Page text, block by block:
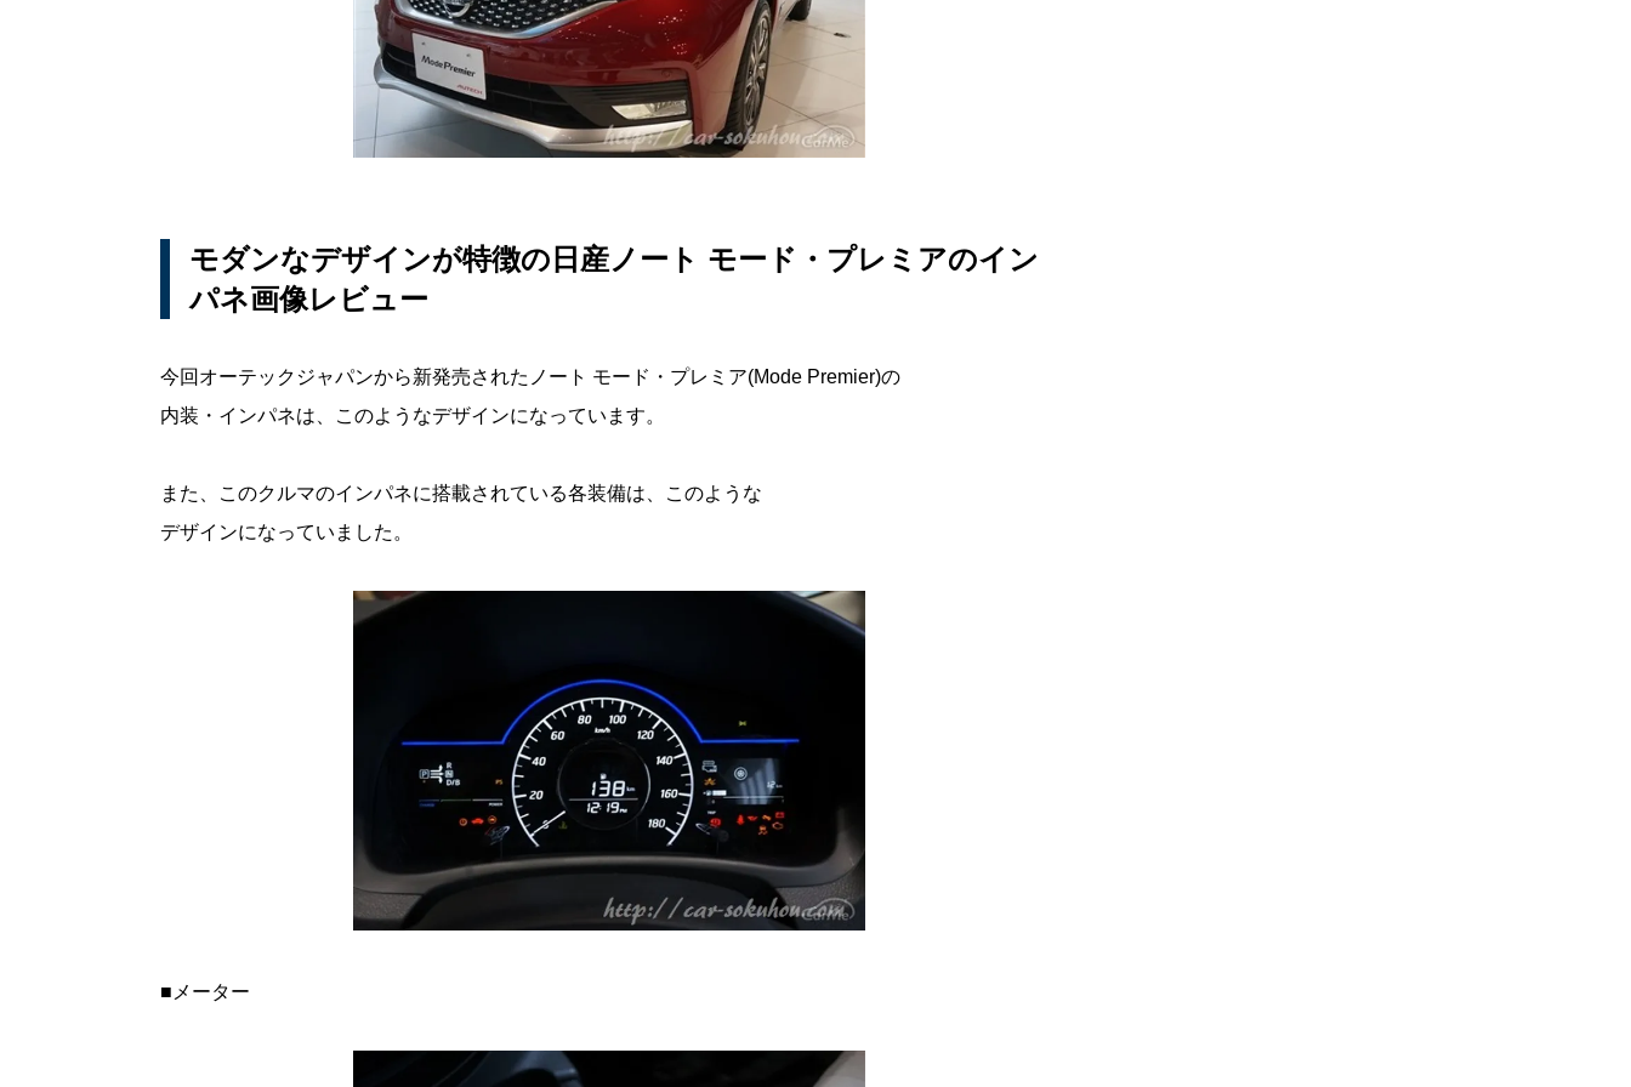
モダンなデザインが特徴の日産ノート モード・プレミアのイン
パネ画像レビュー
今回オーテックジャパンから新発売されたノート モード・プレミア(Mode Premier)の
内装・インパネは、このようなデザインになっています。
また、このクルマのインパネに搭載されている各装備は、このような
デザインになっていました。
■メーター